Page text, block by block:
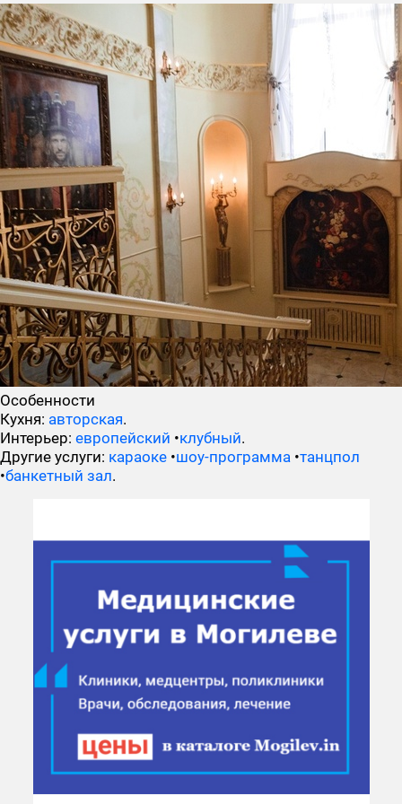
Особенности
Кухня: авторская.
Интерьер: европейский •клубный.
Другие услуги: караоке •шоу-программа •танцпол
•банкетный зал.